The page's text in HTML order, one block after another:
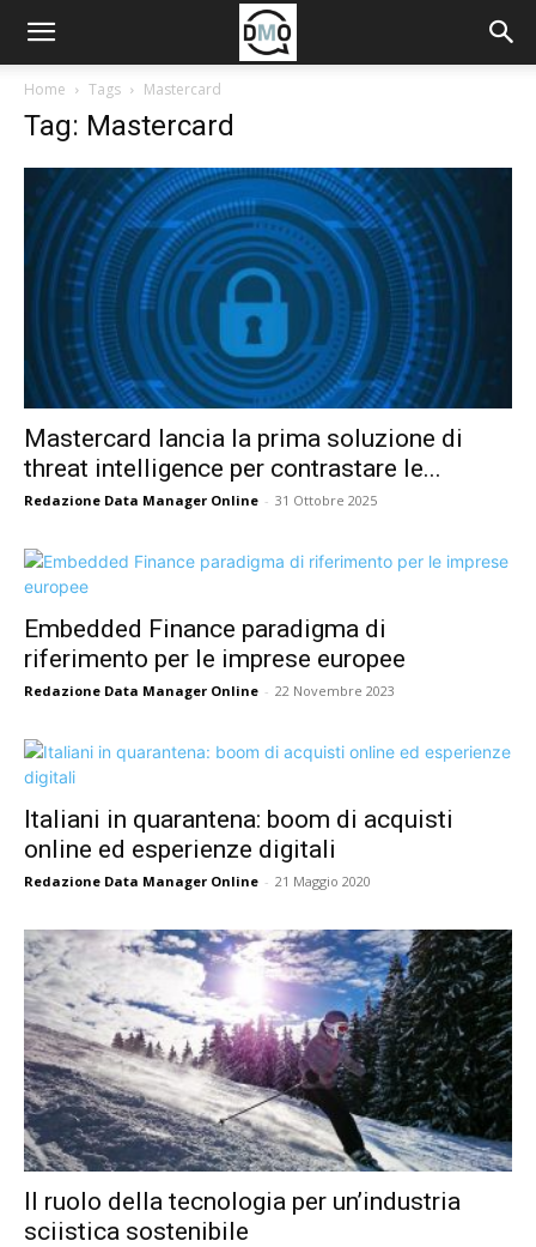
Home Tags Mastercard
Tag: Mastercard
Mastercard lancia la prima soluzione di
threat intelligence per contrastare le...
Redazione Data Manager Online - 31 Ottobre 2025
Embedded Finance paradigma di
riferimento per le imprese europee
Redazione Data Manager Online - 22 Novembre 2023
Italiani in quarantena: boom di acquisti
online ed esperienze digitali
Redazione Data Manager Online - 21 Maggio 2020
Il ruolo della tecnologia per un’industria
sciistica sostenibile